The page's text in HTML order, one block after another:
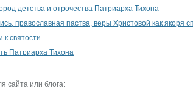
детства и отрочества Патриарха Тихона
православная паства, веры Христовой как якоря
к святости
Патриарха Тихона
сайта или блога: